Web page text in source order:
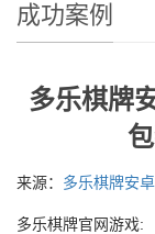
成功案例
多乐棋牌
来源： 多乐棋牌安
多乐棋牌官网游戏: